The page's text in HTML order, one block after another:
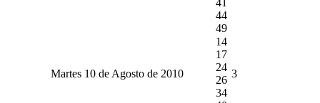
44
49
Martes 10 de Agosto de 2010
14
17
24
26
34
3